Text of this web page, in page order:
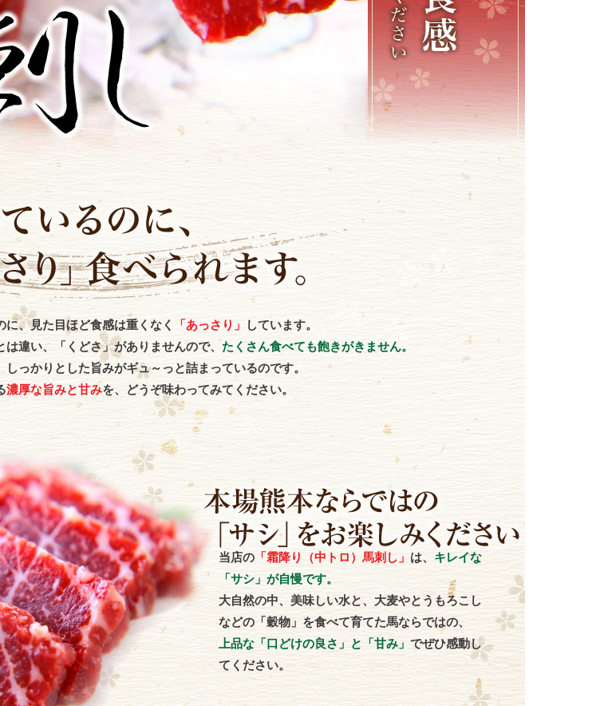
、見た目ほど食感は重くなく 「あっさり」 しています。
違い、「くどさ」がありませんので、 たくさん食べても飽きがきません。
っかりとした旨みがギュ～っと詰まっているのです。
濃厚な旨みと甘みを、どうぞ味わってみてください。
当店の 「霜降り（中トロ）馬刺し」 は、 キレイな
「サシ」が自慢です。
大自然の中、美味しい水と、大麦やとうもろこし
などの「穀物」を食べて育てた馬ならではの、
上品な「口どけの良さ」と「甘み」 でぜひ感動し
てください。